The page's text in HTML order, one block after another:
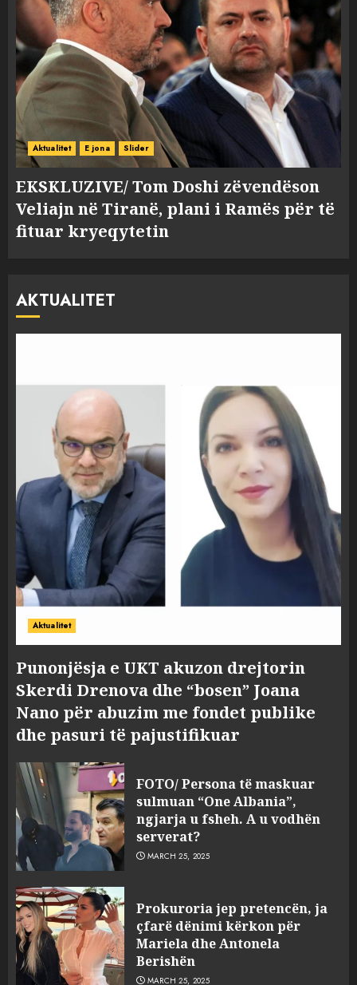
Aktualitet E jona Slider
EKSKLUZIVE/ Tom Doshi zëvendëson
Veliajn në Tiranë, plani i Ramës për të
fituar kryeqytetin
AKTUALITET
Aktualitet
Punonjësja e UKT akuzon drejtorin
Skerdi Drenova dhe “bosen” Joana
Nano për abuzim me fondet publike
dhe pasuri të pajustifikuar
FOTO/ Persona të maskuar
sulmuan “One Albania”,
ngjarja u fsheh. A u vodhën
serverat?
MARCH 25, 2025
Prokuroria jep pretencën, ja
çfarë dënimi kërkon për
Mariela dhe Antonela
Berishën
MARCH 25, 2025